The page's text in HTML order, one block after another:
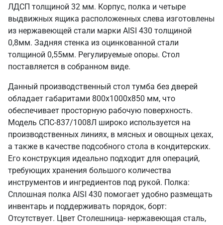
ЛДСП толщиной 32 мм. Корпус, полка и четыре
выдвижных ящика расположенных слева изготовлены
из нержавеющей стали марки AISI 430 толщиной
0,8мм. Задняя стенка из оцинкованной стали
толщиной 0,55мм. Регулируемые опоры. Стол
поставляется в собранном виде.
Данный производственный стол тумба без дверей
обладает габаритами 800х1000х850 мм, что
обеспечивает просторную рабочую поверхность.
Модель СПС-837/1008Л широко используется на
производственных линиях, в мясных и овощных цехах,
а также в качестве подсобного стола в кондитерских.
Его конструкция идеально подходит для операций,
требующих хранения большого количества
инструментов и ингредиентов под рукой. Полка:
Сплошная полка AISI 430 помогает удобно размещать
инвентарь и поддерживать порядок, борт:
Отсутствует. Цвет Столешница- нержавеющая сталь,